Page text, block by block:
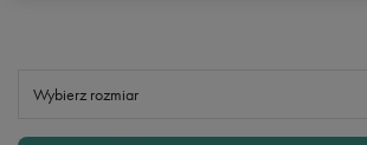
Wybierz rozmiar